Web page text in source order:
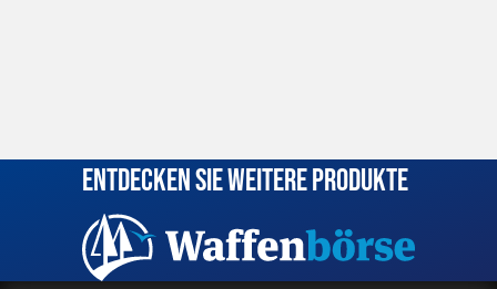
Entdecken Sie weitere Produkte